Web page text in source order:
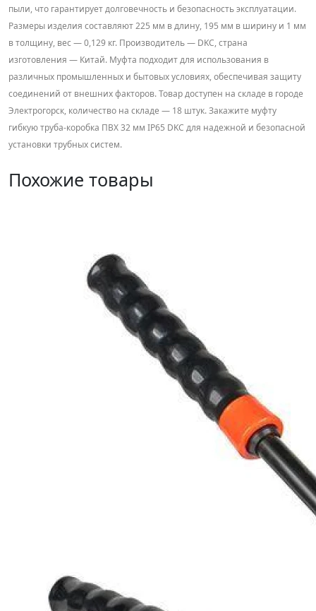
пыли, что гарантирует долговечность и безопасность эксплуатации.
Размеры изделия составляют 225 мм в длину, 195 мм в ширину и 1 мм
в толщину, вес — 0,129 кг. Производитель — DKC, страна
изготовления — Китай. Муфта подходит для использования в
различных промышленных и бытовых условиях, обеспечивая защиту
соединений от внешних факторов. Товар доступен на складе в городе
Электрогорск, количество на складе — 18 штук. Закажите муфту
гибкую труба-коробка ПВХ 32 мм IP65 DKC для надежной и безопасной
установки трубных систем.
Похожие товары